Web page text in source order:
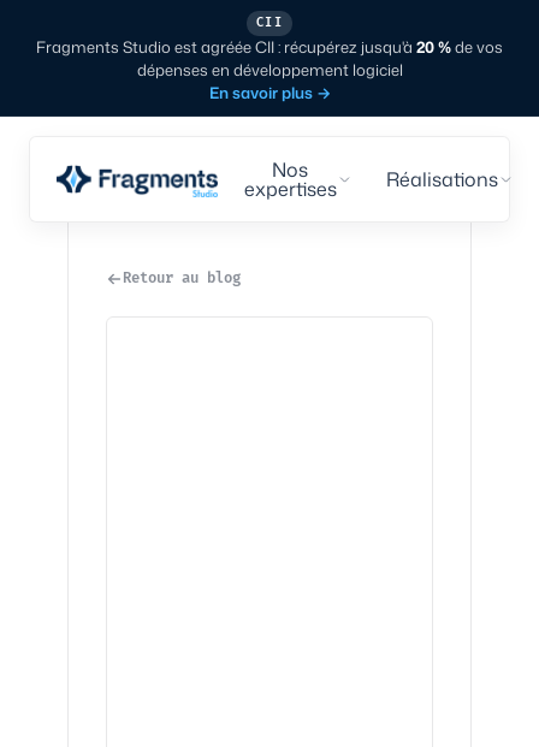
CII
Fragments Studio est agréée CII : récupérez jusqu'à 20 %de vos
dépenses en développement logiciel
En savoir plus →
Nos
expertises Réalisations
Retour au blog